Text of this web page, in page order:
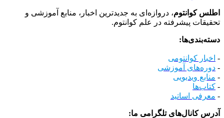
اطلس کوانتوم، دروازه‌ای به جدیدترین اخبار، منابع آموزشی و
تحقیقات پیشرفته در علم کوانتوم.
دسته‌بندی‌ها:
- اخبار کوانتومی
- دوره‌های آموزشی
- منابع ویدیویی
- کتاب‌ها
- معرفی اساتید
آدرس کانال‌های تلگرامی ما: